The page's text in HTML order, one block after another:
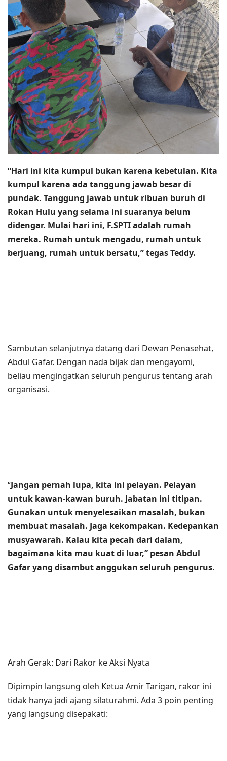
“Hari ini kita kumpul bukan karena kebetulan. Kita
kumpul karena ada tanggung jawab besar di
pundak. Tanggung jawab untuk ribuan buruh di
Rokan Hulu yang selama ini suaranya belum
didengar. Mulai hari ini, F.SPTI adalah rumah
mereka. Rumah untuk mengadu, rumah untuk
berjuang, rumah untuk bersatu,” tegas Teddy.
Sambutan selanjutnya datang dari Dewan Penasehat,
Abdul Gafar. Dengan nada bijak dan mengayomi,
beliau mengingatkan seluruh pengurus tentang arah
organisasi.
“Jangan pernah lupa, kita ini pelayan. Pelayan
untuk kawan-kawan buruh. Jabatan ini titipan.
Gunakan untuk menyelesaikan masalah, bukan
membuat masalah. Jaga kekompakan. Kedepankan
musyawarah. Kalau kita pecah dari dalam,
bagaimana kita mau kuat di luar,” pesan Abdul
Gafar yang disambut anggukan seluruh pengurus.
Arah Gerak: Dari Rakor ke Aksi Nyata
Dipimpin langsung oleh Ketua Amir Tarigan, rakor ini
tidak hanya jadi ajang silaturahmi. Ada 3 poin penting
yang langsung disepakati: